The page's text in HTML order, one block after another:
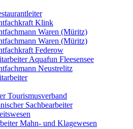
Klink
Waren (Müritz)
Waren (Müritz)
Federow
Aquafun Fleesensee
Neustrelitz
Tourismusverband
Sachbearbeiter
Mahn- und Klagewesen